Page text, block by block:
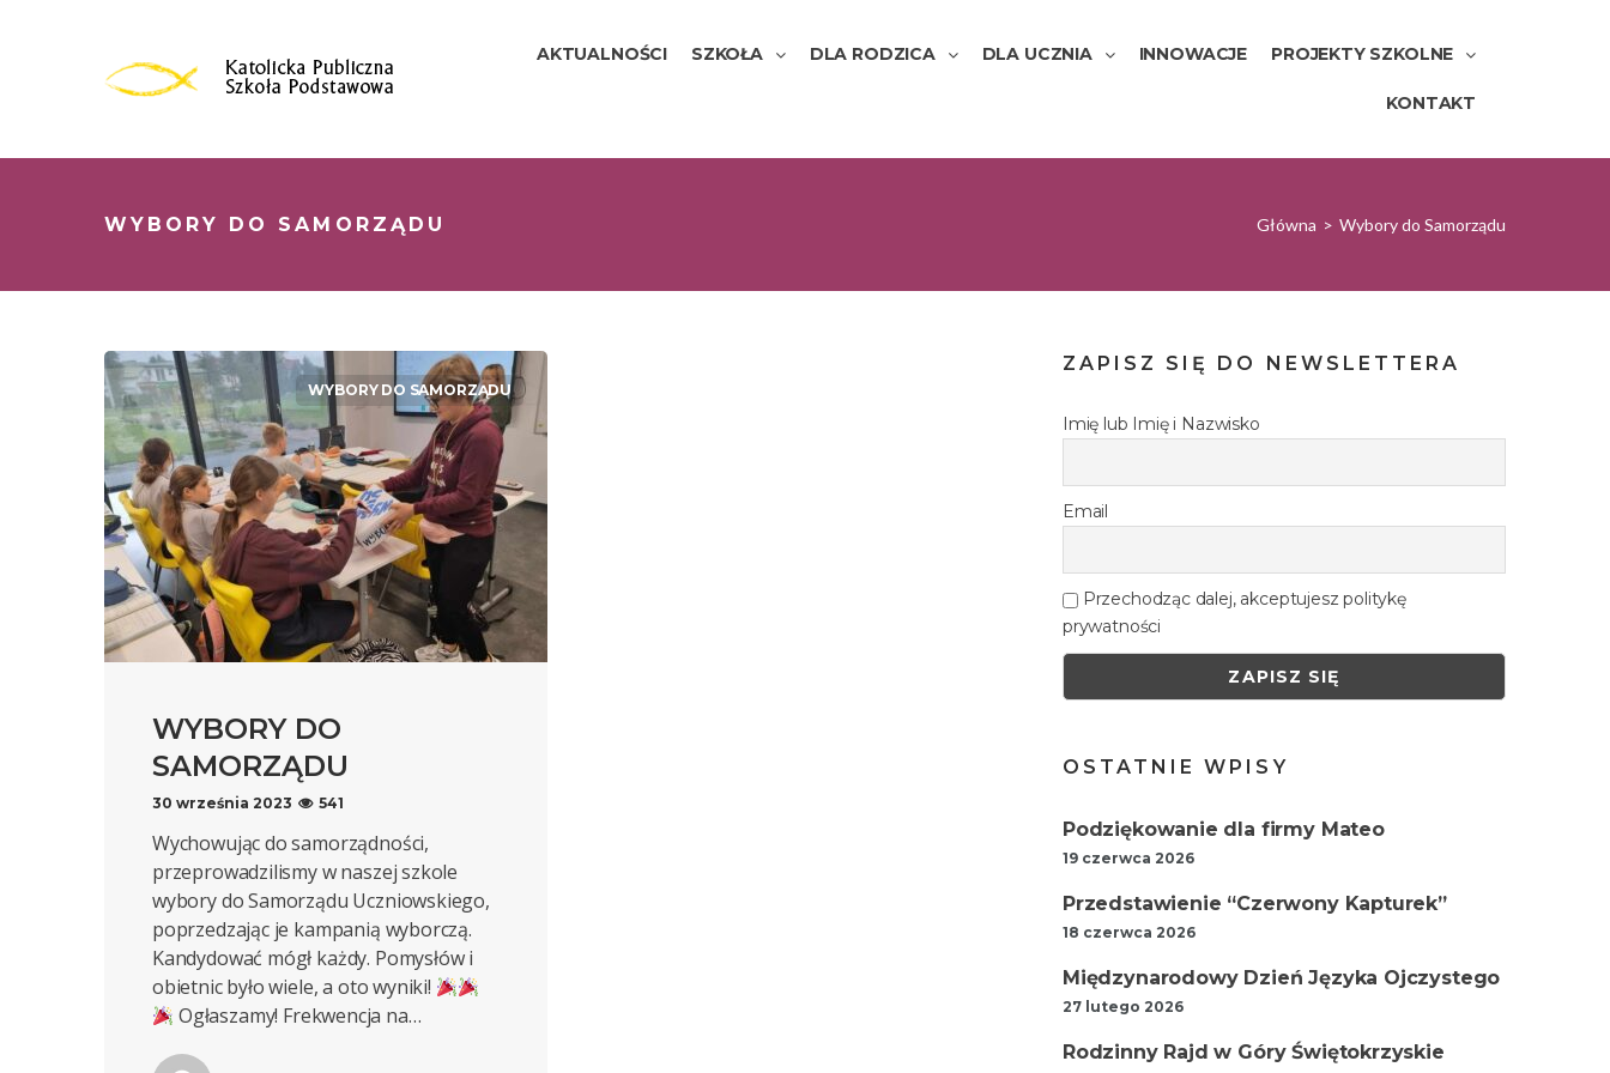
AKTUALNOŚCI SZKOŁA DLA RODZICA DLA UCZNIA INNOWACJE PROJEKTY SZKOLNE
KONTAKT
WYBORY DO SAMORZĄDU Główna > Wybory do Samorządu
WYBORY DO SAMORZĄDU
WYBORY DO
SAMORZĄDU
30 września 2023 541
Wychowując do samorządności,
przeprowadzilismy w naszej szkole
wybory do Samorządu Uczniowskiego,
poprzedzając je kampanią wyborczą.
Kandydować mógł każdy. Pomysłów i
obietnic było wiele, a oto wyniki!
Ogłaszamy! Frekwencja na…
ZAPISZ SIĘ DO NEWSLETTERA
Imię lub Imię i Nazwisko
Email
Przechodząc dalej, akceptujesz politykę
prywatności
OSTATNIE WPISY
Podziękowanie dla firmy Mateo
19 czerwca 2026
Przedstawienie “Czerwony Kapturek”
18 czerwca 2026
Międzynarodowy Dzień Języka Ojczystego
27 lutego 2026
Rodzinny Rajd w Góry Świętokrzyskie